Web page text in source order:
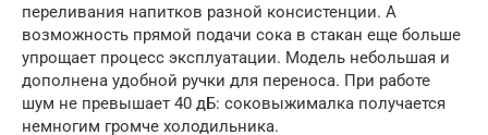
переливания напитков разной консистенции. А
возможность прямой подачи сока в стакан еще больше
упрощает процесс эксплуатации. Модель небольшая и
дополнена удобной ручки для переноса. При работе
шум не превышает 40 дБ: соковыжималка получается
немногим громче холодильника.